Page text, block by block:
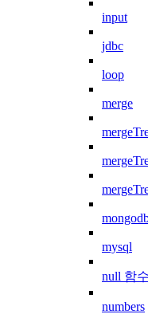
input
jdbc
loop
merge
mysql
null 함수
numbers